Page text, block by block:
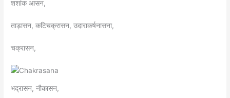
शशांक आसन,
ताड़ासन, कटिचक्रासन, उदाराकर्षनासना,
चक्रासन,
भद्रासन, नौकासन,